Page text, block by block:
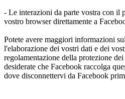
- Le interazioni da parte vostra con il
vostro browser direttamente a
Potete avere maggiori informazioni
l'elaborazione dei vostri dati e dei
regolamentazione della protezione
desiderate che Facebook raccolga
dove disconnettervi da Facebook